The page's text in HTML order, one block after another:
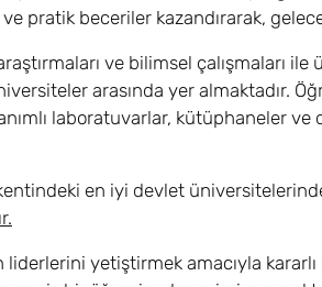
pratik beceriler kazandırarak,
ve bilimsel çalışmaları
arasında yer almaktadır.
laboratuvarlar, kütüphaneler
en iyi devlet
yetiştirmek amacıyla